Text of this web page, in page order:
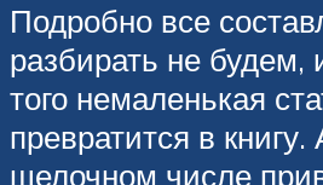
Подробно все
разбирать не будем,
того немаленькая
превратится в книгу.
щелочном числе